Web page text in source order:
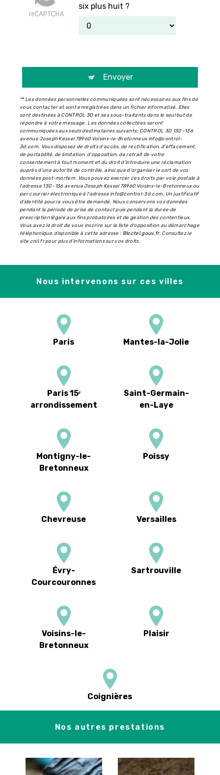
six plus huit ?
Envoyer
** Les données personnelles communiquées sont nécessaires aux fins de
vous contacter et sont enregistrées dans un fichier informatisé. Elles
sont destinées à CONTROL 3D et ses sous-traitants dans le seul but de
répondre à votre message. Les données collectées seront
communiquées aux seuls destinataires suivants: CONTROL 3D 130 -136
avenue Joseph Kessel 78960 Voisins-le-Bretonneux info@control-
3d.com. Vous disposez de droits d’accès, de rectification, d’effacement,
de portabilité, de limitation, d’opposition, de retrait de votre
consentement à tout moment et du droit d’introduire une réclamation
auprès d’une autorité de contrôle, ainsi que d’organiser le sort de vos
données post-mortem. Vous pouvez exercer ces droits par voie postale à
l'adresse 130 -136 avenue Joseph Kessel 78960 Voisins-le-Bretonneux ou
par courrier électronique à l'adresse info@control-3d.com. Un justificatif
d'identité pourra vous être demandé. Nous conservons vos données
pendant la période de prise de contact puis pendant la durée de
prescription légale aux fins probatoires et de gestion des contentieux.
Vous avez le droit de vous inscrire sur la liste d'opposition au démarchage
téléphonique, disponible à cette adresse : Bloctel.gouv.fr. Consultez le
site cnil.fr pour plus d’informations sur vos droits.
Nous intervenons sur ces villes
Paris Mantes-la-Jolie
Paris 15ᵉ
arrondissement
Saint-Germain-
en-Laye
Montigny-le-
Bretonneux
Poissy
Chevreuse Versailles
Évry-
Courcouronnes
Sartrouville
Voisins-le-
Bretonneux
Plaisir
Coignières
Nos autres prestations